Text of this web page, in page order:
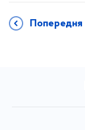
Попередня